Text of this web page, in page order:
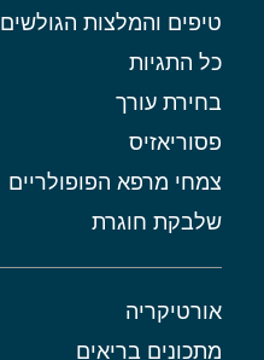
טיפים והמלצות הגולשים
כל התגיות
בחירת עורך
פסוריאזיס
צמחי מרפא הפופולריים
שלבקת חוגרת
אורטיקריה
מתכונים בריאים